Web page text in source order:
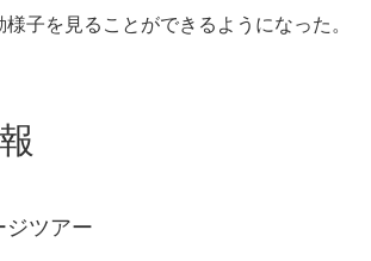
子を見ることができるようになった。
ジツアー